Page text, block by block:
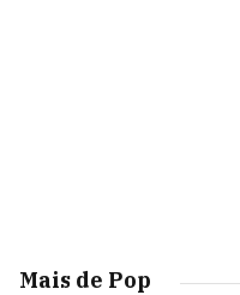
Mais de Pop